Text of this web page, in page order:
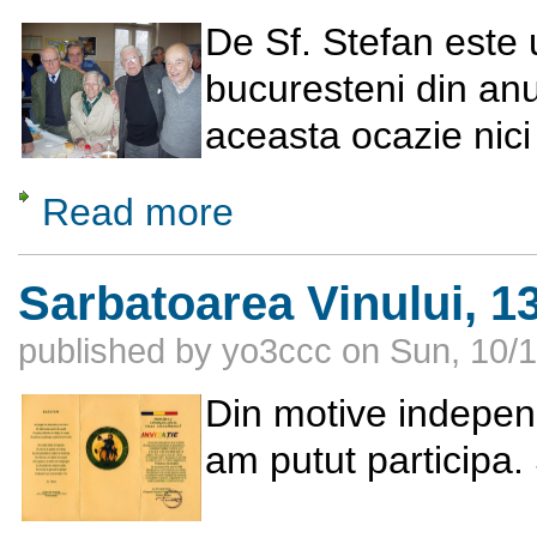
De Sf. Stefan este
bucuresteni din
aceasta ocazie
Read more
Sarbatoarea Vinului,
published by yo3ccc on Sun, 10/
Din motive
am putut